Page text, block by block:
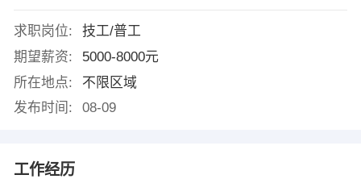
求职岗位:
技工/普工
期望薪资:
5000-8000元
所在地点:
不限区域
发布时间:
08-09
工作经历